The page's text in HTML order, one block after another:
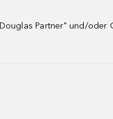
Partner" und/